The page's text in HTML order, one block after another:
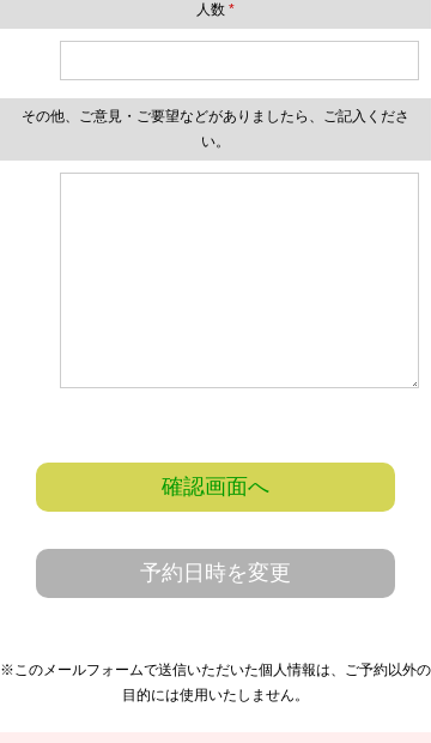
人数 *
その他、ご意見・ご要望などがありましたら、ご記入くださ
い。
確認画面へ
予約日時を変更
※このメールフォームで送信いただいた個人情報は、ご予約以外の
目的には使用いたしません。